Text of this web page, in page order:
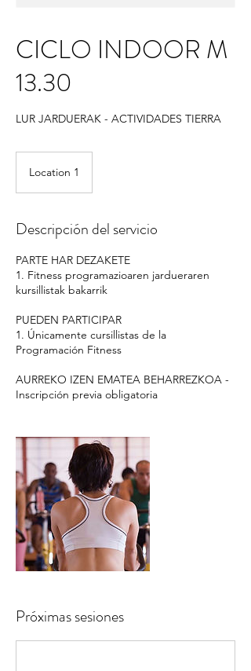
CICLO INDOOR M
13.30
LUR JARDUERAK - ACTIVIDADES TIERRA
Location 1
Descripción del servicio
PARTE HAR DEZAKETE
1. Fitness programazioaren jardueraren
kursillistak bakarrik
PUEDEN PARTICIPAR
1. Únicamente cursillistas de la
Programación Fitness
AURREKO IZEN EMATEA BEHARREZKOA -
Inscripción previa obligatoria
Próximas sesiones